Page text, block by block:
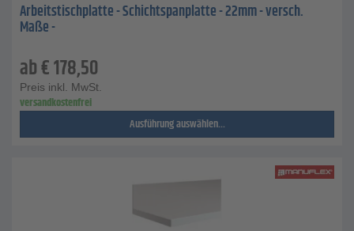
Arbeitstischplatte - Schichtspanplatte - 22mm - versch.
Maße -
ab€178,50
Preis inkl. MwSt.
versandkostenfrei
Ausführung auswählen...